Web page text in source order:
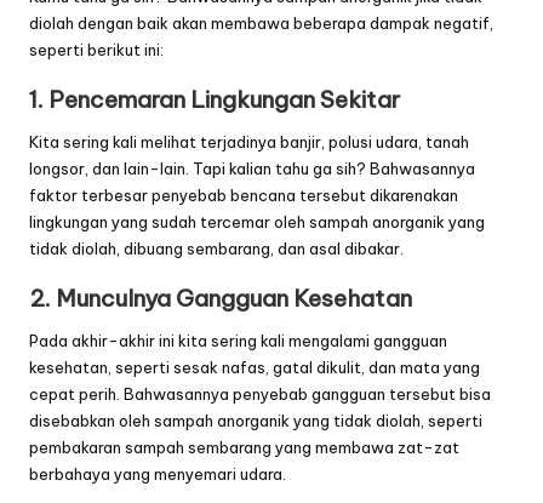
diolah dengan baik akan membawa beberapa dampak negatif,
seperti berikut ini:
1. Pencemaran Lingkungan Sekitar
Kita sering kali melihat terjadinya banjir, polusi udara, tanah
longsor, dan lain-lain. Tapi kalian tahu ga sih? Bahwasannya
faktor terbesar penyebab bencana tersebut dikarenakan
lingkungan yang sudah tercemar oleh sampah anorganik yang
tidak diolah, dibuang sembarang, dan asal dibakar.
2. Munculnya Gangguan Kesehatan
Pada akhir-akhir ini kita sering kali mengalami gangguan
kesehatan, seperti sesak nafas, gatal dikulit, dan mata yang
cepat perih. Bahwasannya penyebab gangguan tersebut bisa
disebabkan oleh sampah anorganik yang tidak diolah, seperti
pembakaran sampah sembarang yang membawa zat-zat
berbahaya yang menyemari udara.